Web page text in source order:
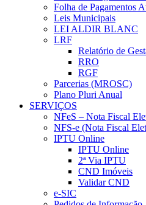
Folha de Pagamentos
Leis Municipais
LEI ALDIR BLANC
LRF
Relatório de
RRO
RGF
Parcerias (MROSC)
Plano Pluri Anual
SERVIÇOS
NFeS – Nota Fiscal
NFS-e (Nota Fiscal
IPTU Online
IPTU Online
2ª Via IPTU
CND Imóveis
Validar CND
e-SIC